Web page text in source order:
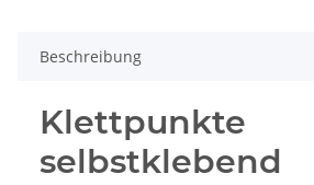
Beschreibung
Klettpunkte
selbstklebend